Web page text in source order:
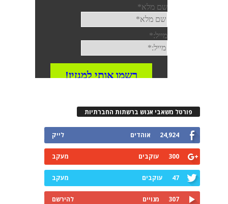
פורטל משאבי אנוש ברשתות החברתיות
24,924 אוהדים לייק
300 עוקבים מעקב
47 עוקבים מעקב
307 מנויים להירשם